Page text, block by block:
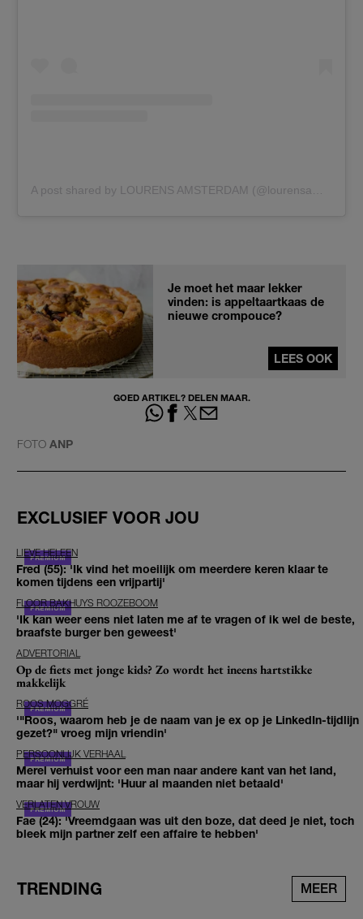
A post shared by LOURENS AMSTERDAM (@lourensamsterdam)
Je moet het maar lekker
vinden: is appeltaartkaas de
nieuwe crompouce?
LEES OOK
GOED ARTIKEL? DELEN MAAR.
FOTO ANP
EXCLUSIEF VOOR JOU
LIEVE HELEEN
Fred (55): 'Ik vind het moeilijk om meerdere keren klaar te
komen tijdens een vrijpartij'
FLOOR BAKHUYS ROOZEBOOM
'Ik kan weer eens niet laten me af te vragen of ik wel de beste,
braafste burger ben geweest'
ADVERTORIAL
Op de fiets met jonge kids? Zo wordt het ineens hartstikke
makkelijk
ROOS MOGGRÉ
'"Roos, waarom heb je de naam van je ex op je LinkedIn-tijdlijn
gezet?" vroeg mijn vriendin'
PERSOONLIJK VERHAAL
Merel verhuist voor een man naar andere kant van het land,
maar hij verdwijnt: 'Huur al maanden niet betaald'
VERLATEN VROUW
Fae (24): 'Vreemdgaan was uit den boze, dat deed je niet, toch
bleek mijn partner zelf een affaire te hebben'
TRENDING MEER